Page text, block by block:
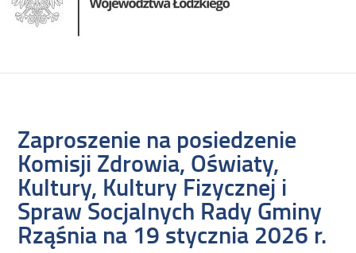
Zaproszenie na posiedzenie
Komisji Zdrowia, Oświaty,
Kultury, Kultury Fizycznej i
Spraw Socjalnych Rady Gminy
Rząśnia na 19 stycznia 2026 r.